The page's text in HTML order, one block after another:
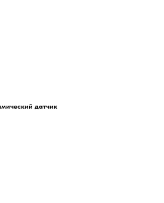
датчик